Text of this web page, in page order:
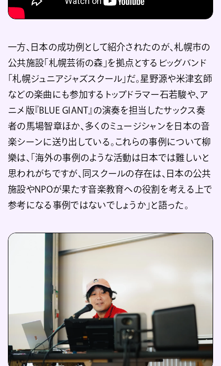
一方、日本の成功例として紹介されたのが、札幌市の
公共施設「札幌芸術の森」を拠点とするビッグバンド
「札幌ジュニアジャズスクール」だ。星野源や米津玄師
などの楽曲にも参加するトップドラマー石若駿や、ア
ニメ版『BLUE GIANT』の演奏を担当したサックス奏
者の馬場智章ほか、多くのミュージシャンを日本の音
楽シーンに送り出している。これらの事例について柳
樂は、「海外の事例のような活動は日本では難しいと
思われがちですが、同スクールの存在は、日本の公共
施設やNPOが果たす音楽教育への役割を考える上で
参考になる事例ではないでしょうか」と語った。